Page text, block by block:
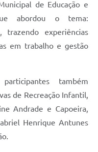
de Educação e
abordou o tema:
trazendo experiências
em trabalho e gestão
também
de Recreação Infantil,
Andrade e Capoeira,
Henrique Antunes